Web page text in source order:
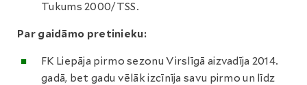
Tukums 2000/TSS.
Par gaidāmo pretinieku:
FK Liepāja pirmo sezonu Virslīgā aizvadīja 2014.
gadā, bet gadu vēlāk izcīnīja savu pirmo un līdz